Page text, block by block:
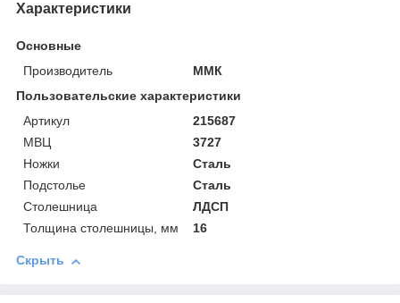
Характеристики
Основные
Производитель
ММК
Пользовательские характеристики
Артикул
215687
МВЦ
3727
Ножки
Сталь
Подстолье
Сталь
Столешница
ЛДСП
Толщина столешницы, мм
16
Скрыть